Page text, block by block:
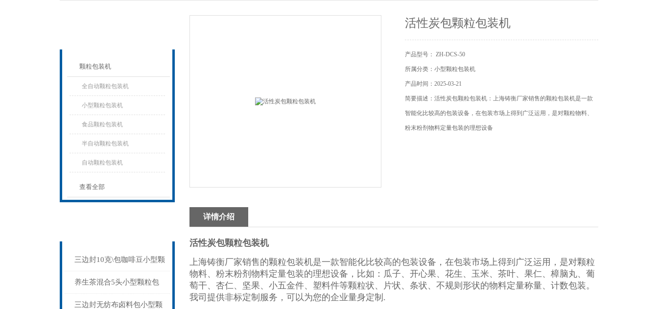
颗粒包装机
全自动颗粒包装机
小型颗粒包装机
食品颗粒包装机
半自动颗粒包装机
自动颗粒包装机
查看全部
三边封10克\包咖啡豆小型颗
粒包装机多少钱
养生茶混合5头小型颗粒包
装机高精度可定制
三边封无纺布卤料包小型颗
活性炭包颗粒包装机
产品型号： ZH-DCS-50
所属分类：小型颗粒包装机
产品时间：2025-03-21
简要描述：活性炭包颗粒包装机：上海铸衡厂家销售的颗粒包装机​是一款
智能化比较高的包装设备，在包装市场上得到广泛运用，是对颗粒物料、
粉末粉剂物料定量包装的理想设备
详情介绍
活性炭包颗粒包装机
上海铸衡厂家销售的颗粒包装机是一款智能化比较高的包装设备，在包装市场上得到广泛运用，是对颗粒
物料、粉末粉剂物料定量包装的理想设备，比如：瓜子、开心果、花生、玉米、茶叶、果仁、樟脑丸、葡
萄干、杏仁、坚果、小五金件、塑料件等颗粒状、片状、条状、不规则形状的物料定量称量、计数包装。
我司提供非标定制服务，可以为您的企业量身定制.